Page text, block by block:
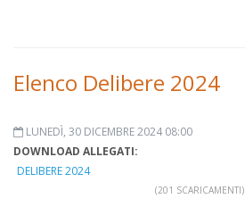
Elenco Delibere 2024
LUNEDÌ, 30 DICEMBRE 2024 08:00
DOWNLOAD ALLEGATI:
DELIBERE 2024
(201 SCARICAMENTI)